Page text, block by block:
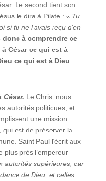
Le second tient son
le dira à Pilate : « Tu
si tu ne l’avais reçu d’en
donc à comprendre ce
César ce qui est à
ce qui est à Dieu
César. Le Christ nous
autorités politiques, et
une mission
qui est de préserver la
Saint Paul l’écrit aux
plus près l’empereur :
autorités supérieures, car
de Dieu, et celles